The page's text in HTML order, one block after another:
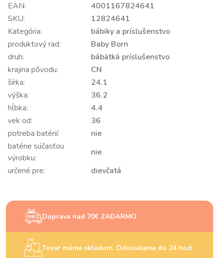
EAN:
4001167824641
SKU:
12824641
Kategória:
bábiky a príslušenstvo
produktový rad:
Baby Born
druh:
bábätká príslušenstvo
krajina pôvodu:
CN
šírka:
24.1
výška:
36.2
hĺbka:
4.4
vek od:
36
potreba batérií:
nie
batérie súčasťou
výrobku:
nie
určené pre:
dievčatá
Doprava nad 70€ ZADARMO
Tovar máme skladom. Odosielame do 24 hod.